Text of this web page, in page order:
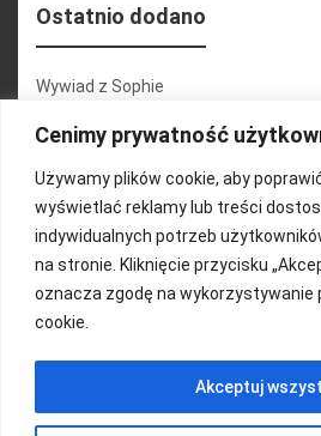
Cenimy prywatność
Używamy plików cookie, aby
wyświetlać reklamy lub treści
indywidualnych potrzeb
na stronie. Kliknięcie przycisku
oznacza zgodę na wykorzystywanie
cookie.
Akceptuj
Ostatnio dodano
Wywiad z Sophie
Konferencja 2.1
Martyna Wojciechowska
Relacja zdjęciowa 25.09.2024r (cz.2)
Wywiady z uczestnikami
FUNDACJA